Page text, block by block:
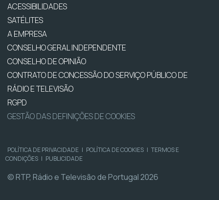
ACESSIBILIDADES
SATÉLITES
A EMPRESA
CONSELHO GERAL INDEPENDENTE
CONSELHO DE OPINIÃO
CONTRATO DE CONCESSÃO DO SERVIÇO PÚBLICO DE
RÁDIO E TELEVISÃO
RGPD
GESTÃO DAS DEFINIÇÕES DE COOKIES
POLÍTICA DE PRIVACIDADE | POLÍTICA DE COOKIES | TERMOS E
CONDIÇÕES | PUBLICIDADE
© RTP, Rádio e Televisão de Portugal 2026